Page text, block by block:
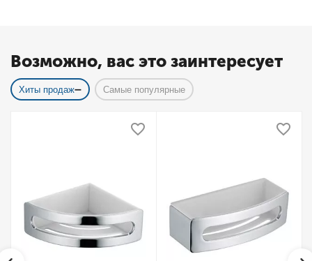
Возможно, вас это заинтересует
Хиты продаж Самые популярные